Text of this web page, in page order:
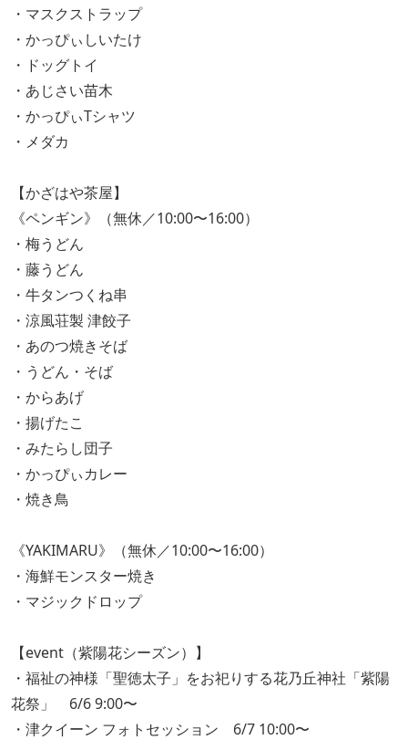
・マスクストラップ
・かっぴぃしいたけ
・ドッグトイ
・あじさい苗木
・かっぴぃTシャツ
・メダカ
【かざはや茶屋】
《ペンギン》（無休／10:00〜16:00）
・梅うどん
・藤うどん
・牛タンつくね串
・涼風荘製 津餃子
・あのつ焼きそば
・うどん・そば
・からあげ
・揚げたこ
・みたらし団子
・かっぴぃカレー
・焼き鳥
《YAKIMARU》（無休／10:00〜16:00）
・海鮮モンスター焼き
・マジックドロップ
【event（紫陽花シーズン）】
・福祉の神様「聖徳太子」をお祀りする花乃丘神社「紫陽
花祭」 6/6 9:00〜
・津クイーン フォトセッション 6/7 10:00〜